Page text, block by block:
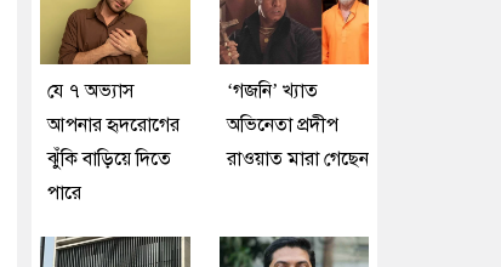
যে ৭ অভ্যাস
আপনার হৃদরোগের
ঝুঁকি বাড়িয়ে দিতে
পারে
‘গজনি’ খ্যাত
অভিনেতা প্রদীপ
রাওয়াত মারা গেছেন